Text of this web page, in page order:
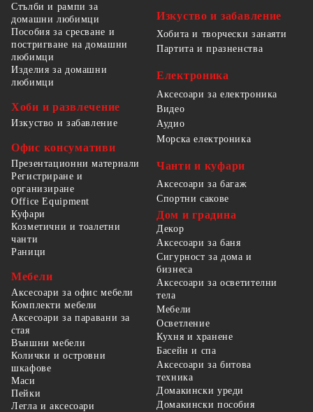
Стълби и рампи за
домашни любимци
Пособия за сресване и
постригване на домашни
любимци
Изделия за домашни
любимци
Хоби и развлечение
Изкуство и забавление
Офис консумативи
Презентационни материали
Регистриране и
организиране
Office Equipment
Изкуство и забавление
Хобита и творчески занаяти
Партита и празненства
Електроника
Аксесоари за електроника
Видео
Аудио
Морска електроника
Чанти и куфари
Аксесоари за багаж
Спортни сакове
Куфари
Козметични и тоалетни
чанти
Раници
Мебели
Аксесоари за офис мебели
Комплекти мебели
Аксесоари за паравани за
стая
Външни мебели
Колички и островни
шкафове
Маси
Пейки
Легла и аксесоари
Дом и градина
Декор
Аксесоари за баня
Сигурност за дома и
бизнеса
Аксесоари за осветителни
тела
Мебели
Осветление
Кухня и хранене
Басейн и спа
Аксесоари за битова
техника
Домакински уреди
Домакински пособия